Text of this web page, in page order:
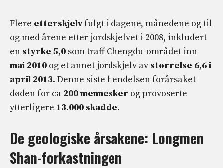
Flere etterskjelvfulgt i dagene, månedene og til
og med årene etter jordskjelvet i 2008, inkludert
en styrke 5,0 som traff Chengdu-området inn
mai 2010 og et annet jordskjelv av størrelse 6,6 i
april 2013. Denne siste hendelsen forårsaket
døden for ca 200mennesker og provoserte
ytterligere 13.000 skadde.
De geologiske årsakene: Longmen
Shan-forkastningen